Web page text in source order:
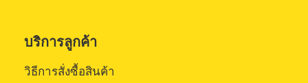
บริการลูกค้า
วิธีการสั่งซื้อสินค้า